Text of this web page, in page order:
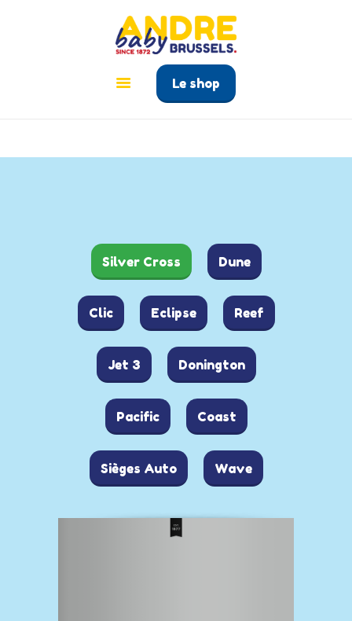
Le shop
ANDRÉ BABY BRUSSELS
Le tout pour bébé à Bruxelles
ACCUEIL
CONTACT
Silver Cross Dune
Clic Eclipse Reef
Jet 3 Donington
Pacific Coast
Sièges Auto Wave